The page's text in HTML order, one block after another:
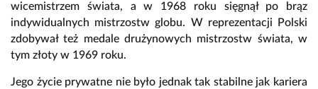
wicemistrzem świata, a w 1968 roku sięgnął po brąz
indywidualnych mistrzostw globu. W reprezentacji Polski
zdobywał też medale drużynowych mistrzostw świata, w
tym złoty w 1969 roku.
Jego życie prywatne nie było jednak tak stabilne jak kariera